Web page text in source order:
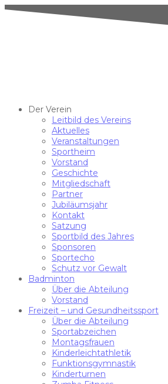
Der Verein
Leitbild des Vereins
Aktuelles
Veranstaltungen
Sportheim
Vorstand
Geschichte
Mitgliedschaft
Partner
Jubiläumsjahr
Kontakt
Satzung
Sportbild des Jahres
Sponsoren
Sportecho
Schutz vor Gewalt
Badminton
Über die Abteilung
Vorstand
Freizeit – und Gesundheitssport
Über die Abteilung
Sportabzeichen
Montagsfrauen
Kinderleichtathletik
Funktionsgymnastik
Kinderturnen